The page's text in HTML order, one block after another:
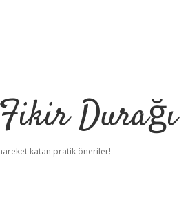
Durağı
katan pratik öneriler!